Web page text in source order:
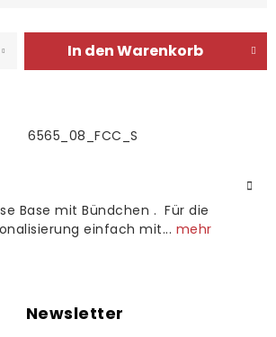
In denWarenkorb
6565_08_FCC_S
Base mit Bündchen . Für die
einfach mit... mehr
Newsletter